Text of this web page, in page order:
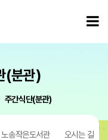
(분관)
주간식단(분관)
노송작은도서관 오시는 길